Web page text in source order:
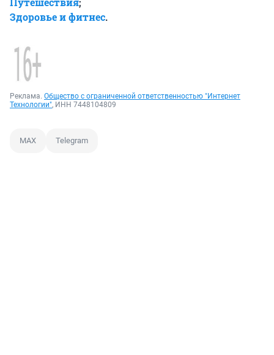
Здоровье и фитнес.
Реклама. Общество с ограниченной ответственностью "Интернет
Технологии", ИНН 7448104809
MAX Telegram